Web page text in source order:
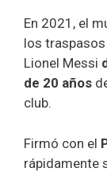
En 2021, el
los
Lionel Messi
de 20 años
club.
Firmó con el
rápidamente